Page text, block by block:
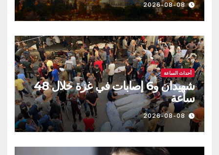
2026-08-08
أحداث الساعة
شهيدان و6 إصابات في غزة خلال 48
ساعة
2026-08-08